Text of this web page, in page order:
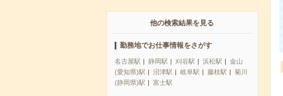
他の検索結果を見る
勤務地でお仕事情報をさがす
名古屋駅 静岡駅 刈谷駅 浜松駅
金山
(愛知県)駅
沼津駅 岐阜駅 藤枝駅
菊川
(静岡県)駅
富士駅